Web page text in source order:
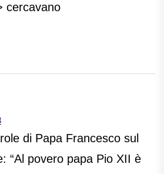
cercavano
di Papa Francesco sul
“Al povero papa Pio XII è